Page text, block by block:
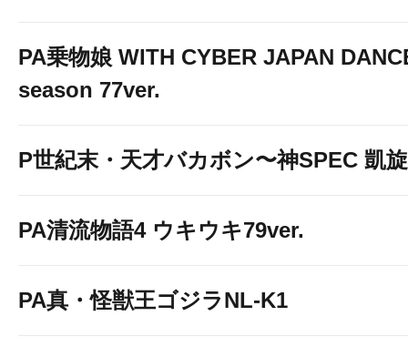
PA乗物娘 WITH CYBER JAPAN
season 77ver.
P世紀末・天才バカボン〜神SPEC 凱
PA清流物語4 ウキウキ79ver.
PA真・怪獣王ゴジラNL-K1